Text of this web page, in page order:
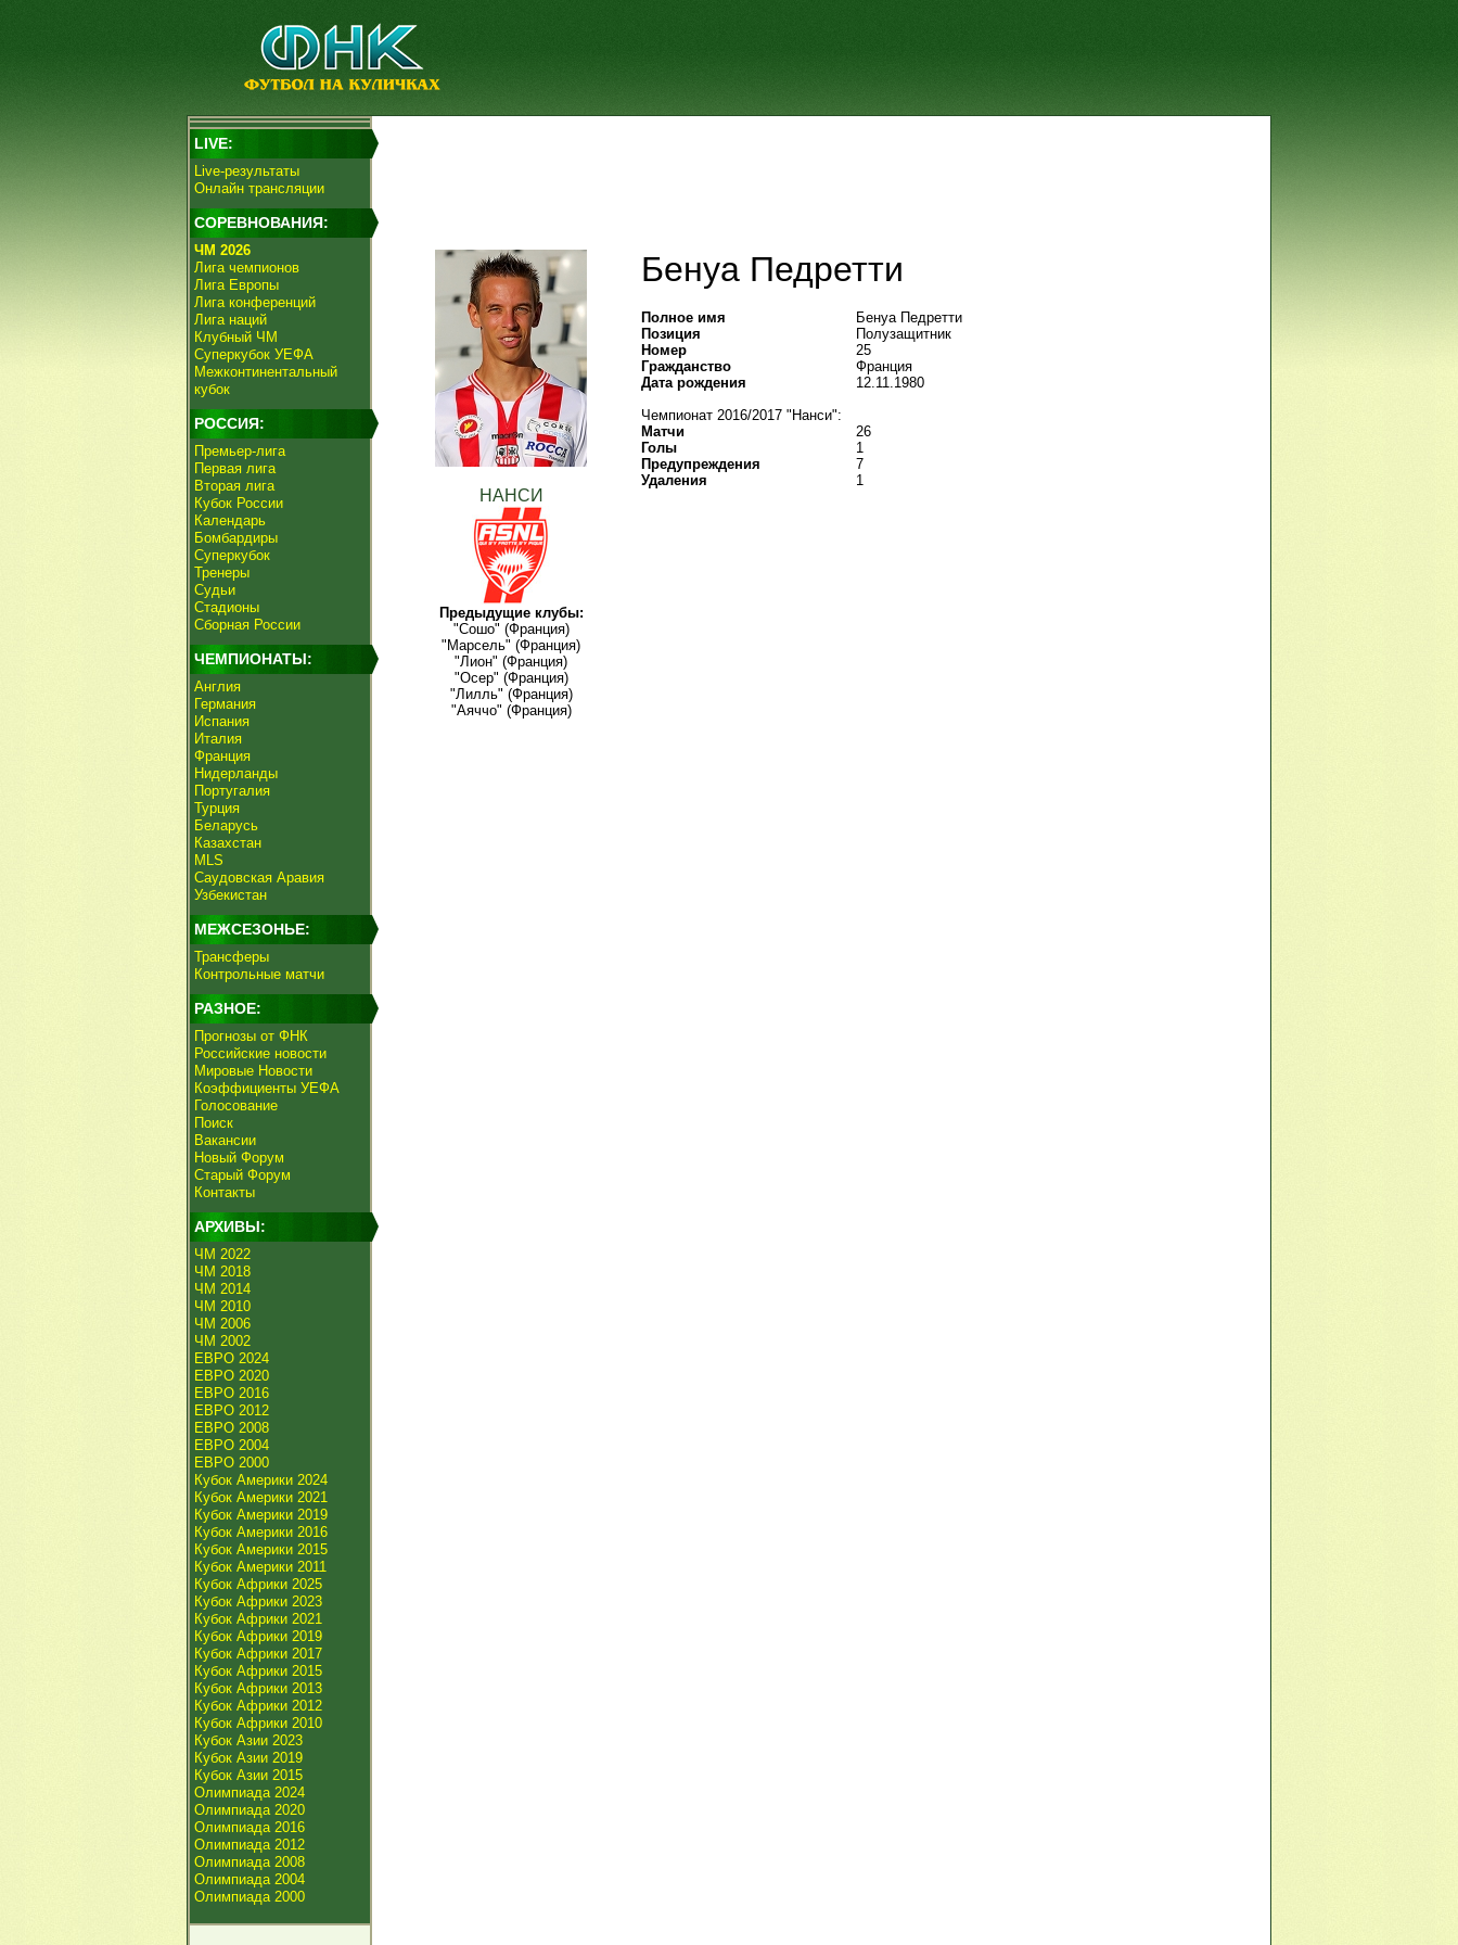
LIVE:
Live-результаты
Онлайн трансляции
СОРЕВНОВАНИЯ:
ЧМ 2026
Лига чемпионов
Лига Европы
Лига конференций
Лига наций
Клубный ЧМ
Суперкубок УЕФА
Межконтинентальный
кубок
РОССИЯ:
Премьер-лига
Первая лига
Вторая лига
Кубок России
Календарь
Бомбардиры
Суперкубок
Тренеры
Судьи
Стадионы
Сборная России
ЧЕМПИОНАТЫ:
Англия
Германия
Испания
Италия
Франция
Нидерланды
Португалия
Турция
Беларусь
Казахстан
MLS
Саудовская Аравия
Узбекистан
МЕЖСЕЗОНЬЕ:
Трансферы
Контрольные матчи
РАЗНОЕ:
Прогнозы от ФНК
Российские новости
Мировые Новости
Коэффициенты УЕФА
Голосование
Поиск
Вакансии
Новый Форум
Старый Форум
Контакты
АРХИВЫ:
ЧМ 2022
ЧМ 2018
ЧМ 2014
ЧМ 2010
ЧМ 2006
ЧМ 2002
ЕВРО 2024
ЕВРО 2020
ЕВРО 2016
ЕВРО 2012
ЕВРО 2008
ЕВРО 2004
ЕВРО 2000
Кубок Америки 2024
Кубок Америки 2021
Кубок Америки 2019
Кубок Америки 2016
Кубок Америки 2015
Кубок Америки 2011
Кубок Африки 2025
Кубок Африки 2023
Кубок Африки 2021
Кубок Африки 2019
Кубок Африки 2017
Кубок Африки 2015
Кубок Африки 2013
Кубок Африки 2012
Кубок Африки 2010
Кубок Азии 2023
Кубок Азии 2019
Кубок Азии 2015
Олимпиада 2024
Олимпиада 2020
Олимпиада 2016
Олимпиада 2012
Олимпиада 2008
Олимпиада 2004
Олимпиада 2000
НАНСИ
Предыдущие клубы:
"Сошо" (Франция)
"Марсель" (Франция)
"Лион" (Франция)
"Осер" (Франция)
"Лилль" (Франция)
"Аяччо" (Франция)
Бенуа Педретти
Полное имя
Бенуа Педретти
Позиция
Полузащитник
Номер
25
Гражданство
Франция
Дата рождения
12.11.1980
Чемпионат 2016/2017 "Нанси":
Матчи
26
Голы
1
Предупреждения
7
Удаления
1